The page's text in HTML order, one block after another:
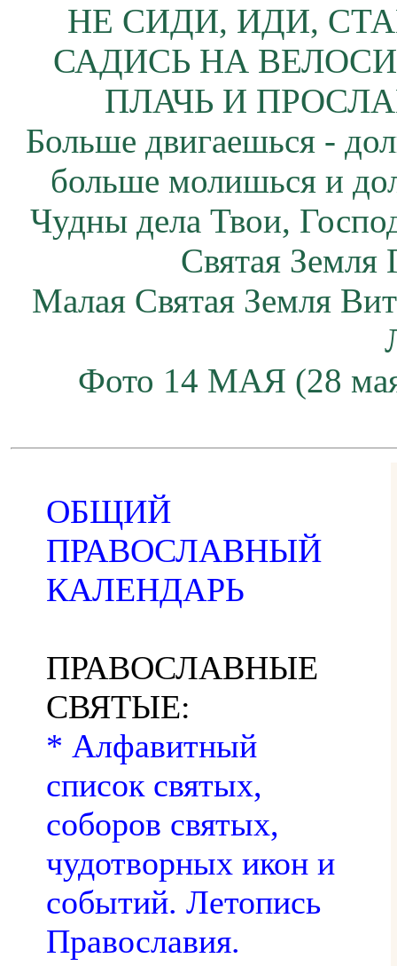
НЕ СИДИ, ИДИ,
САДИСЬ НА
ПЛАЧЬ И
Больше двигаешься -
больше молишься и
Чудны дела Твои,
Святая
Малая Святая Земля
Фото 14 МАЯ (28
ОБЩИЙ
ПРАВОСЛАВНЫЙ
КАЛЕНДАРЬ
ПРАВОСЛАВНЫЕ
СВЯТЫЕ:
* Алфавитный
список святых,
соборов святых,
чудотворных икон и
событий. Летопись
Православия.